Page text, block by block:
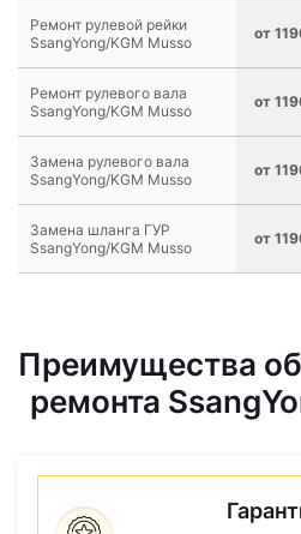
Ремонт рулевой рейки
SsangYong/KGM Musso
от
Ремонт рулевого вала
SsangYong/KGM Musso
от
Замена рулевого вала
SsangYong/KGM Musso
от
Замена шланга ГУР
SsangYong/KGM Musso
от
Преимущества
ремонта